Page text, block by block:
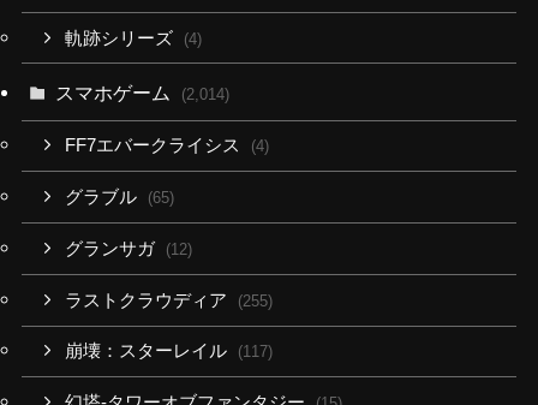
軌跡シリーズ (4)
スマホゲーム (2,014)
FF7エバークライシス (4)
グラブル (65)
グランサガ (12)
ラストクラウディア (255)
崩壊：スターレイル (117)